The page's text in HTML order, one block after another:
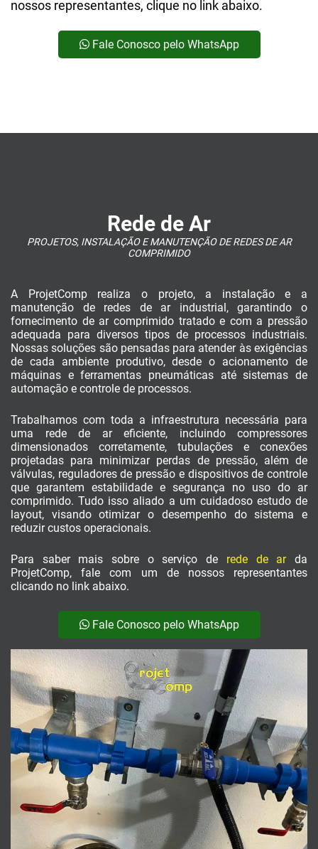
nossos representantes, clique no link abaixo.
Fale Conosco pelo WhatsApp
Rede de Ar
PROJETOS, INSTALAÇÃO E MANUTENÇÃO DE REDES DE AR
COMPRIMIDO
A ProjetComp realiza o projeto, a instalação e a
manutenção de redes de ar industrial, garantindo o
fornecimento de ar comprimido tratado e com a pressão
adequada para diversos tipos de processos industriais.
Nossas soluções são pensadas para atender às exigências
de cada ambiente produtivo, desde o acionamento de
máquinas e ferramentas pneumáticas até sistemas de
automação e controle de processos.
Trabalhamos com toda a infraestrutura necessária para
uma rede de ar eficiente, incluindo compressores
dimensionados corretamente, tubulações e conexões
projetadas para minimizar perdas de pressão, além de
válvulas, reguladores de pressão e dispositivos de controle
que garantem estabilidade e segurança no uso do ar
comprimido. Tudo isso aliado a um cuidadoso estudo de
layout, visando otimizar o desempenho do sistema e
reduzir custos operacionais.
Para saber mais sobre o serviço de rede de arda
ProjetComp, fale com um de nossos representantes
clicando no link abaixo.
Fale Conosco pelo WhatsApp